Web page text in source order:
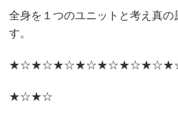
全身を１つのユニットと考え真
す。
★☆★☆